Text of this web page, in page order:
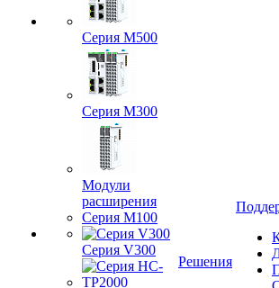
Серия M500
Серия M300
Модули
расширения
Серия M100
Серия V300
Решения